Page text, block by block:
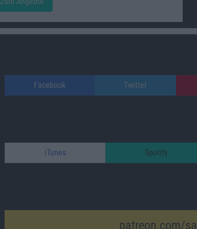
Facebook Twitter
iTunes Spotify
patreon.com/